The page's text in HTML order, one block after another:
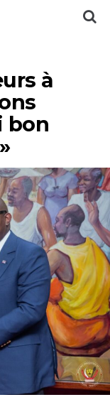
à
bon